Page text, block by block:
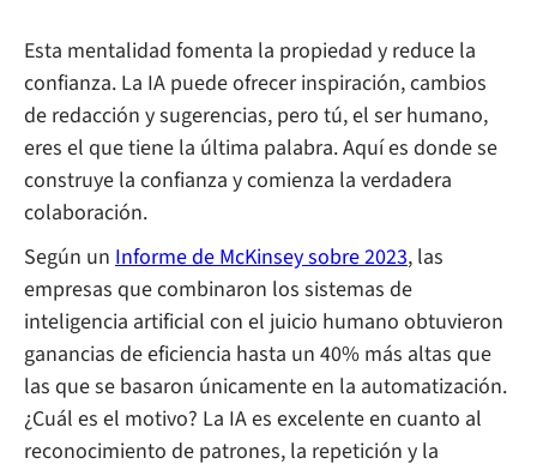
Esta mentalidad fomenta la propiedad y reduce la
confianza. La IA puede ofrecer inspiración, cambios
de redacción y sugerencias, pero tú, el ser humano,
eres el que tiene la última palabra. Aquí es donde se
construye la confianza y comienza la verdadera
colaboración.
Según un Informe de McKinsey sobre 2023, las
empresas que combinaron los sistemas de
inteligencia artificial con el juicio humano obtuvieron
ganancias de eficiencia hasta un 40% más altas que
las que se basaron únicamente en la automatización.
¿Cuál es el motivo? La IA es excelente en cuanto al
reconocimiento de patrones, la repetición y la